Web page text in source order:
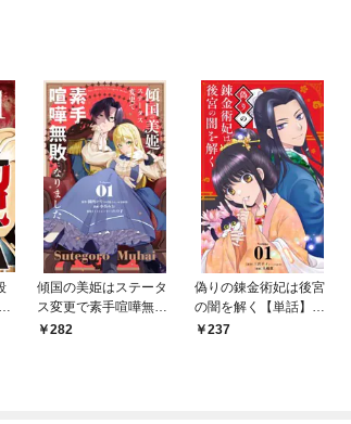
傾国の美姫はステータ
ス変更で素手喧嘩無敗
になりました【単話】
282
偽りの錬金術妃は後宮
の闇を解く【単話】
（１）
237